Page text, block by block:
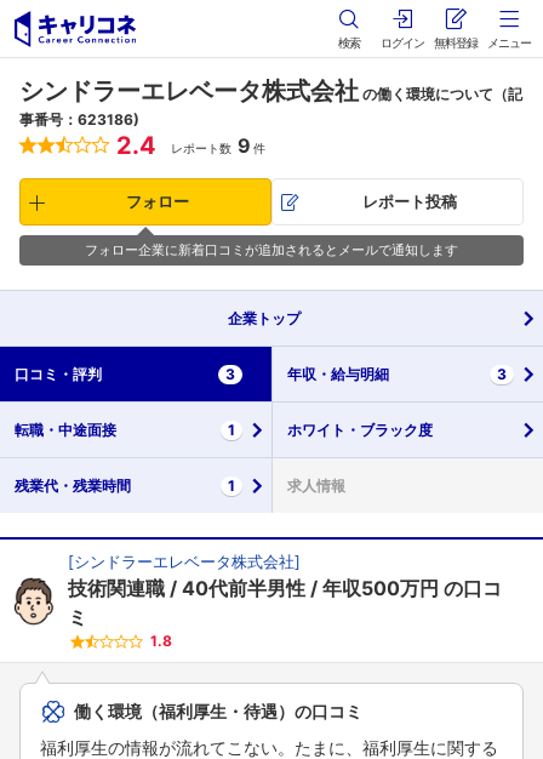
検索 ログイン 無料登録 メニュー
シンドラーエレベータ株式会社 の働く環境について（記
事番号：623186)
2.4 レポート数 9 件
フォロー レポート投稿
フォロー企業に新着口コミが追加されるとメールで通知します
企業 トップ
口コミ・ 評判 3 年収・ 給与明細 3
転職・ 中途面接 1 ホワイト・ ブラック度
残業代・ 残業時間 1 求人情報
[シンドラーエレベータ株式会社]
技術関連職 40代前半男性 年収500万円 の口コ
ミ
1.8
働く環境（福利厚生・待遇）の口コミ
福利厚生の情報が流れてこない。たまに、福利厚生に関する